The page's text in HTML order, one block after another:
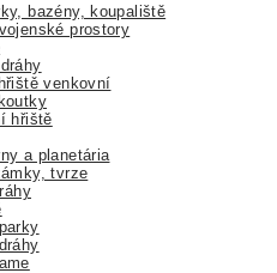
bazény, koupaliště
prostory
venkovní
hřiště
a planetária
tvrze